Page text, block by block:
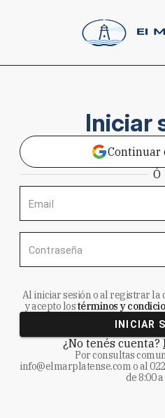
Iniciar
Continuar
Ó
Email
Contraseña
Al iniciar sesión o al registrar la
y acepto lostérminos y
INICIAR
¿No tenés cuenta?
Por consultas
info@elmarplatense.como al
de 8:00